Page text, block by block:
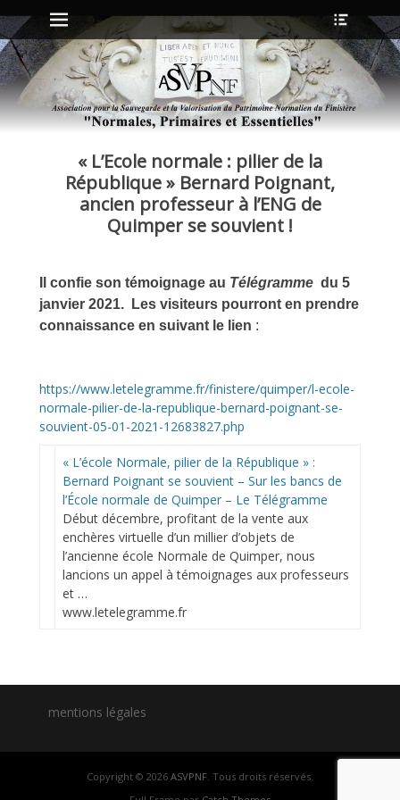
Menu principal
Aller
au
contenu
l’en-
tête
« L’Ecole normale : pilier de la
République » Bernard Poignant,
ancien professeur à l’ENG de
Quimper se souvient !
Il confie son témoignage au Télégramme du 5
janvier 2021. Les visiteurs pourront en prendre
connaissance en suivant le lien :
https://www.letelegramme.fr/finistere/quimper/l-ecole-
normale-pilier-de-la-republique-bernard-poignant-se-
souvient-05-01-2021-12683827.php
« L’école Normale, pilier de la République » :
Bernard Poignant se souvient – Sur les bancs de
l’École normale de Quimper – Le Télégramme
Début décembre, profitant de la vente aux
enchères virtuelle d’un millier d’objets de
l’ancienne école Normale de Quimper, nous
lancions un appel à témoignages aux professeurs
et …
www.letelegramme.fr
mentions légales
Copyright © 2026 ASVPNF. Tous droits réservés.